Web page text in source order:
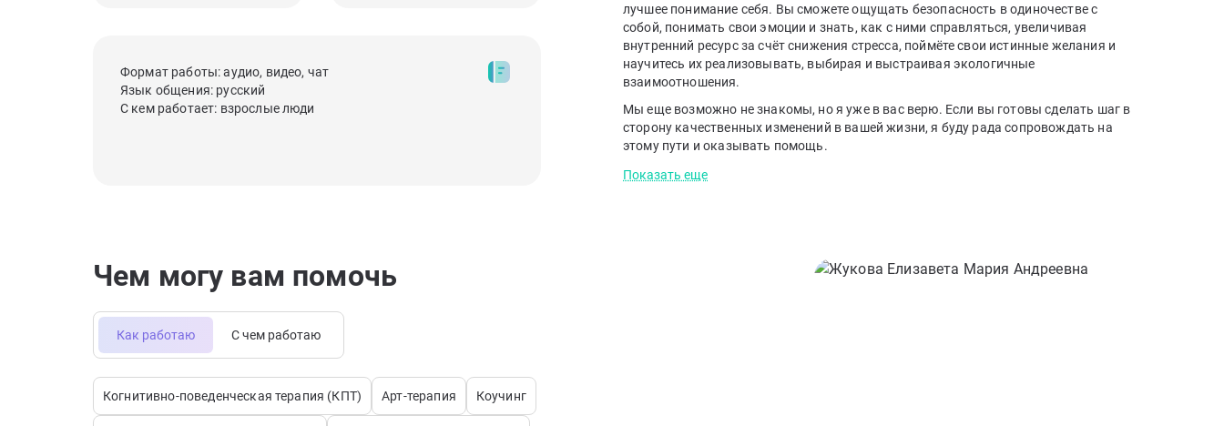
Формат работы: аудио, видео, чат
Язык общения: русский
С кем работает: взрослые люди
лучшее понимание себя. Вы сможете ощущать безопасность в одиночестве с
собой, понимать свои эмоции и знать, как с ними справляться, увеличивая
внутренний ресурс за счёт снижения стресса, поймёте свои истинные желания и
научитесь их реализовывать, выбирая и выстраивая экологичные
взаимоотношения.
Мы еще возможно не знакомы, но я уже в вас верю. Если вы готовы сделать шаг в
сторону качественных изменений в вашей жизни, я буду рада сопровождать на
этому пути и оказывать помощь.
Показать еще
Чем могу вам помочь
Как работаю С чем работаю
Когнитивно-поведенческая терапия (КПТ) Арт-терапия Коучинг